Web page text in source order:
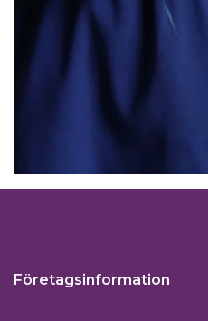
Företagsinformation